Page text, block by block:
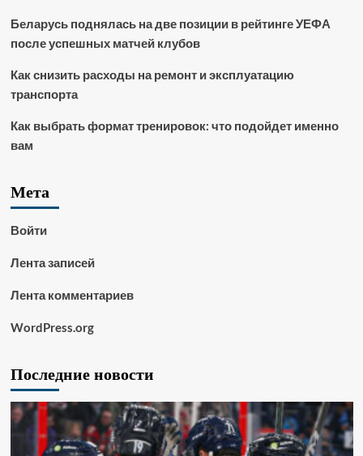
Беларусь поднялась на две позиции в рейтинге УЕФА
после успешных матчей клубов
Как снизить расходы на ремонт и эксплуатацию
транспорта
Как выбрать формат тренировок: что подойдет именно
вам
Мета
Войти
Лента записей
Лента комментариев
WordPress.org
Последние новости